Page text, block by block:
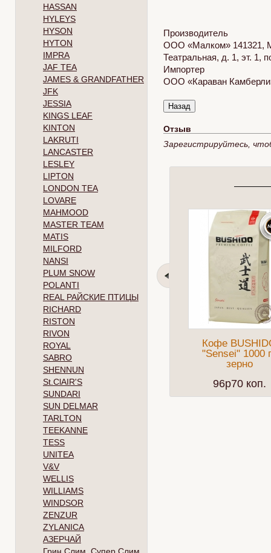
HASSAN
HYLEYS
HYSON
HYTON
IMPRA
JAF TEA
JAMES & GRANDFATHER
JFK
JESSIA
KINGS LEAF
KINTON
LAKRUTI
LANCASTER
LESLEY
LIPTON
LONDON TEA
LOVARE
MAHMOOD
MASTER TEAM
MATIS
MILFORD
NANSI
PLUM SNOW
POLANTI
REAL РАЙСКИЕ ПТИЦЫ
RICHARD
RISTON
RIVON
ROYAL
SABRO
SHENNUN
St.ClAIR'S
SUNDARI
SUN DELMAR
TARLTON
TEEKANNE
TESS
UNITEA
V&V
WELLIS
WILLIAMS
WINDSOR
ZENZUR
ZYLANICA
АЗЕРЧАЙ
Производитель
ООО «Малком» 141321,
Театральная, д. 1, эт. 1,
Импортер
ООО «Караван
Отзыв
Зарегистрируйтесь,
Кофе
"Sensei" 1000
зерно
96p70 коп.